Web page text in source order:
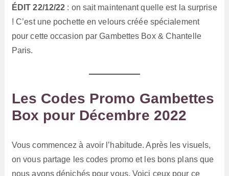
ÉDIT 22/12/22 : on sait maintenant quelle est la surprise
! C’est une pochette en velours créée spécialement
pour cette occasion par Gambettes Box & Chantelle
Paris.
Les Codes Promo Gambettes
Box pour Décembre 2022
Vous commencez à avoir l’habitude. Après les visuels,
on vous partage les codes promo et les bons plans que
nous avons dénichés pour vous. Voici ceux pour ce